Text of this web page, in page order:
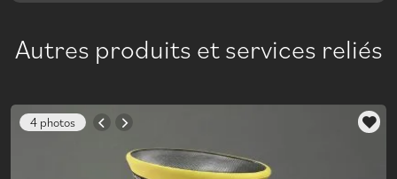
Autres produits et services reliés
4 photos